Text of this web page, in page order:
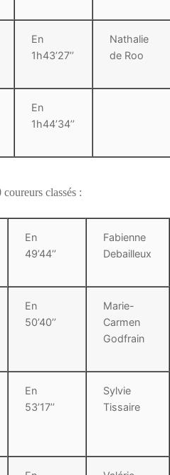
En
1h43’27’’
Nathalie
de Roo
En
1h44’34’’
coureurs classés :
En
49’44’’
Fabienne
Debailleux
En
50’40’’
Marie-
Carmen
Godfrain
En
53’17’’
Sylvie
Tissaire